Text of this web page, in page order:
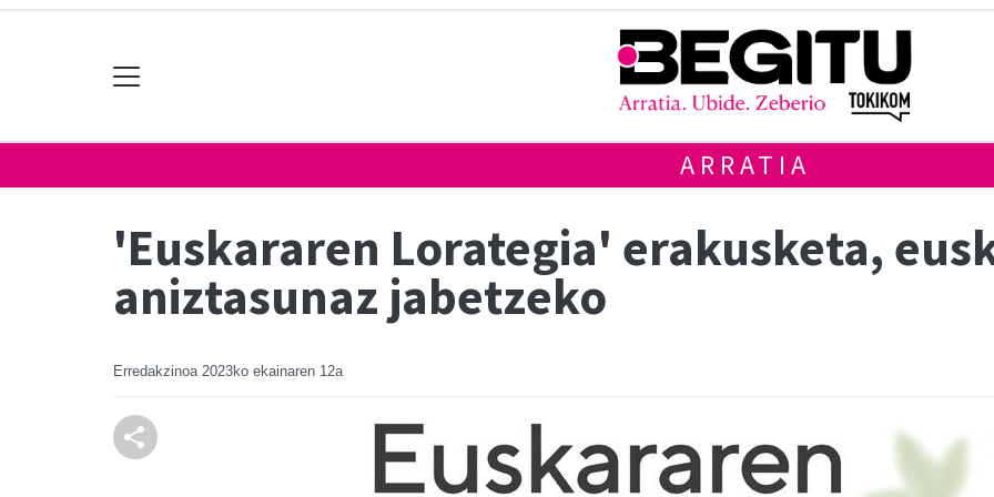
ARRATIA
'Euskararen Lorategia' erakusketa,
aniztasunaz jabetzeko
Erredakzinoa 2023ko ekainaren 12a